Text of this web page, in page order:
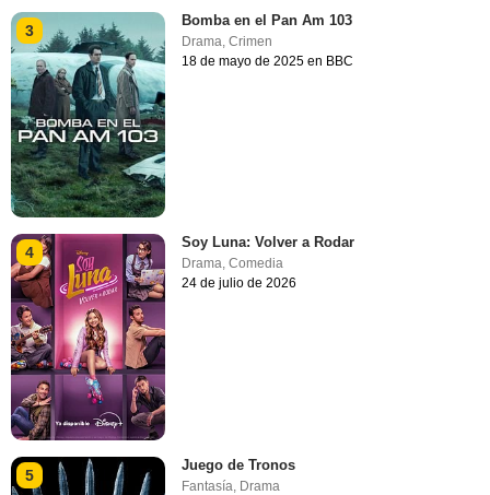
3
Bomba en el Pan Am 103
Drama,Crimen
18 de mayo de 2025 en BBC
4
Soy Luna: Volver a Rodar
Drama,Comedia
24 de julio de 2026
5
Juego de Tronos
Fantasía Drama